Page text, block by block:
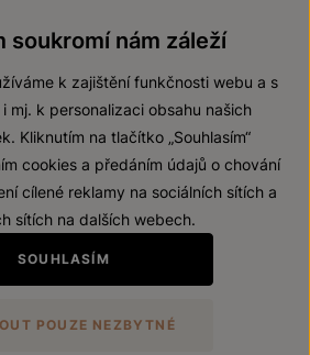
ZNOVÍN ZNOJMO, a. s.
o přístupnosti
nápojů osobám mladším 18 let.
VytvořilwebProgress
soukromí nám záleží
k zajištění funkčnosti webu a s
i mj. k personalizaci obsahu našich
Kliknutím na tlačítko „Souhlasím“
cookies a předáním údajů o chování
cílené reklamy na sociálních sítích a
sítích na dalších webech.
SOUHLASÍM
POUZE NEZBYTNÉ